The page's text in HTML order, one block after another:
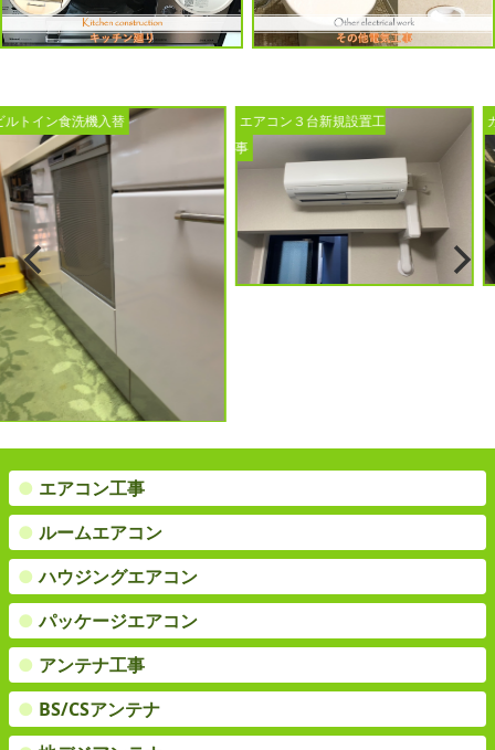
エアコン３台新規設置工
事
ガス給湯器入替工
● エアコン工事
● ルームエアコン
●ハウジングエアコン
●パッケージエアコン
● アンテナ工事
● BS/CSアンテナ